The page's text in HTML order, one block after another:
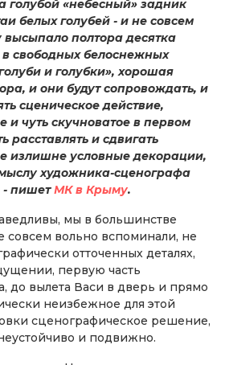
«небесный» задник
белых голубей - и не совсем
полтора десятка
свободных белоснежных
и голубки», хорошая
и они будут сопровождать, и
сценическое действие,
и чуть скучноватое в первом
расставлять и сдвигать
излишне условные декорации,
художника-сценографа
- пишетМК в Крыму.
мы в большинстве
совсем вольно вспоминали, не
отточенных деталях,
первую часть
до вылета Васи в дверь и прямо
неизбежное для этой
сценографическое решение,
и подвижно.